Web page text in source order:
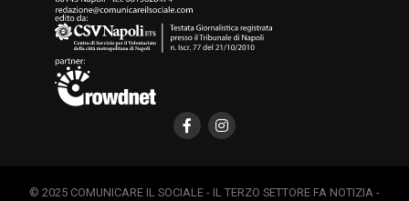
© 2025 COMUNICARE IL SOCIALE - IL TERZO SETTORE FA NOTIZIA -